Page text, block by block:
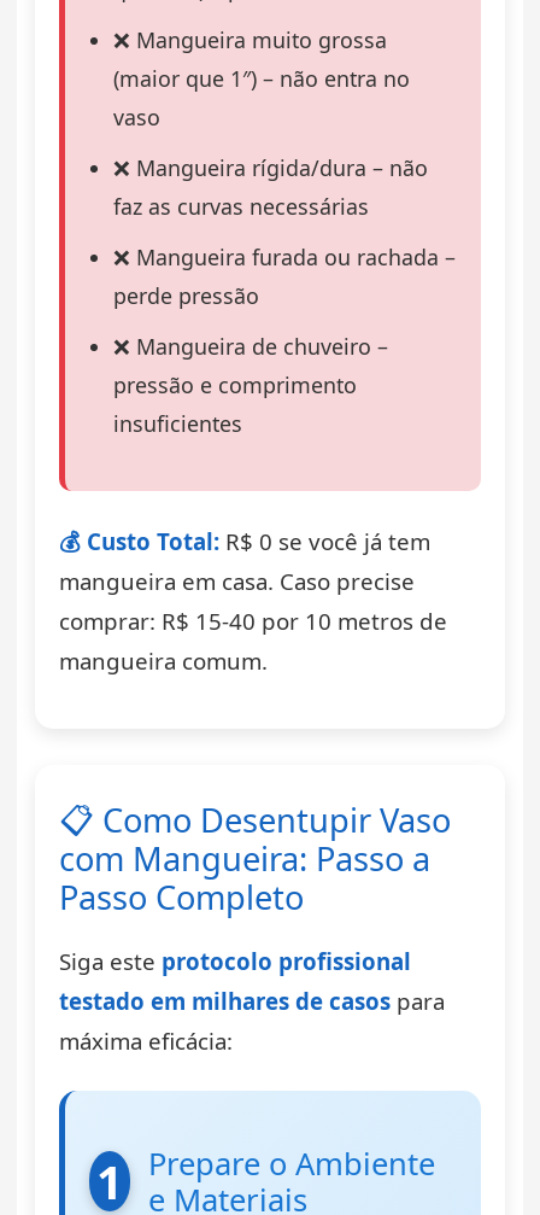
❌ Mangueira muito grossa
(maior que 1″) – não entra no
vaso
❌ Mangueira rígida/dura – não
faz as curvas necessárias
❌ Mangueira furada ou rachada –
perde pressão
❌ Mangueira de chuveiro –
pressão e comprimento
insuficientes
💰 Custo Total:R$ 0 se você já tem
mangueira em casa. Caso precise
comprar: R$ 15-40 por 10 metros de
mangueira comum.
📋 Como Desentupir Vaso
com Mangueira: Passo a
Passo Completo
Siga este protocolo profissional
testado em milhares de casospara
máxima eficácia:
1
Prepare o Ambiente
e Materiais